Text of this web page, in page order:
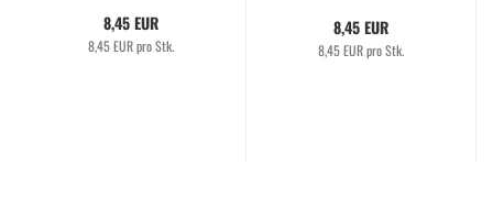
8,45 EUR
8,45 EUR pro Stk.
8,45 EUR
8,45 EUR pro Stk.